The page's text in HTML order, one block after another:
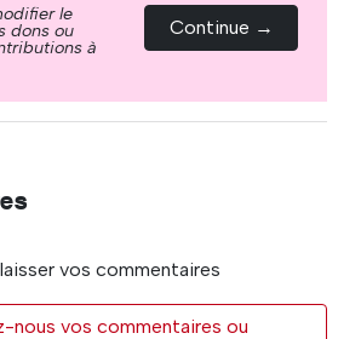
le
dons ou
à
Continue →
vos commentaires
nous vos commentaires ou